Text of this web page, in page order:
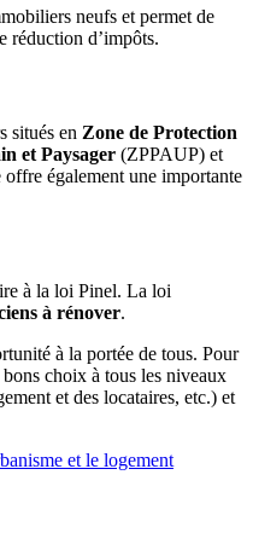
neufs et permet de
réduction d’impôts.
situés en Zone de Protection
et Paysager (ZPPAUP) et
également une importante
à la loi Pinel. La loi
à rénover.
à la portée de tous. Pour
choix à tous les niveaux
et des locataires, etc.) et
et le logement